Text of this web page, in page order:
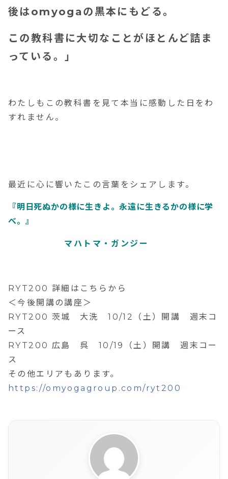
後はomyogaの黒本にもどる。
この教科書に大切なことがほとんど詰ま
っている。」
わたしもこの教科書を見て本当に感動した日をわ
すれません。
最近に心に響いたこの言葉をシェアします。
『明日死ぬかの様に生きよ。永遠に生きるかの様に学
べ。』
マハトマ・ガンジー
RYT200 詳細はこちらから
＜今後開講の講座＞
RYT200 茨城 大洗 10/12（土）開講 週末コ
ース
RYT200 広島 呉 10/19（土）開講 週末コー
ス
その他エリアもあります。
https://omyogagroup.com/ryt200